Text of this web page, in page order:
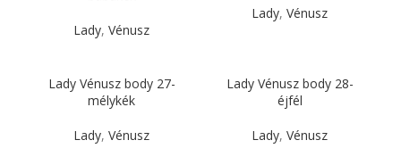
Lady, Vénusz
Lady, Vénusz
Lady Vénusz body 27-
mélykék
Lady, Vénusz
Lady Vénusz body 28-
éjfél
Lady, Vénusz